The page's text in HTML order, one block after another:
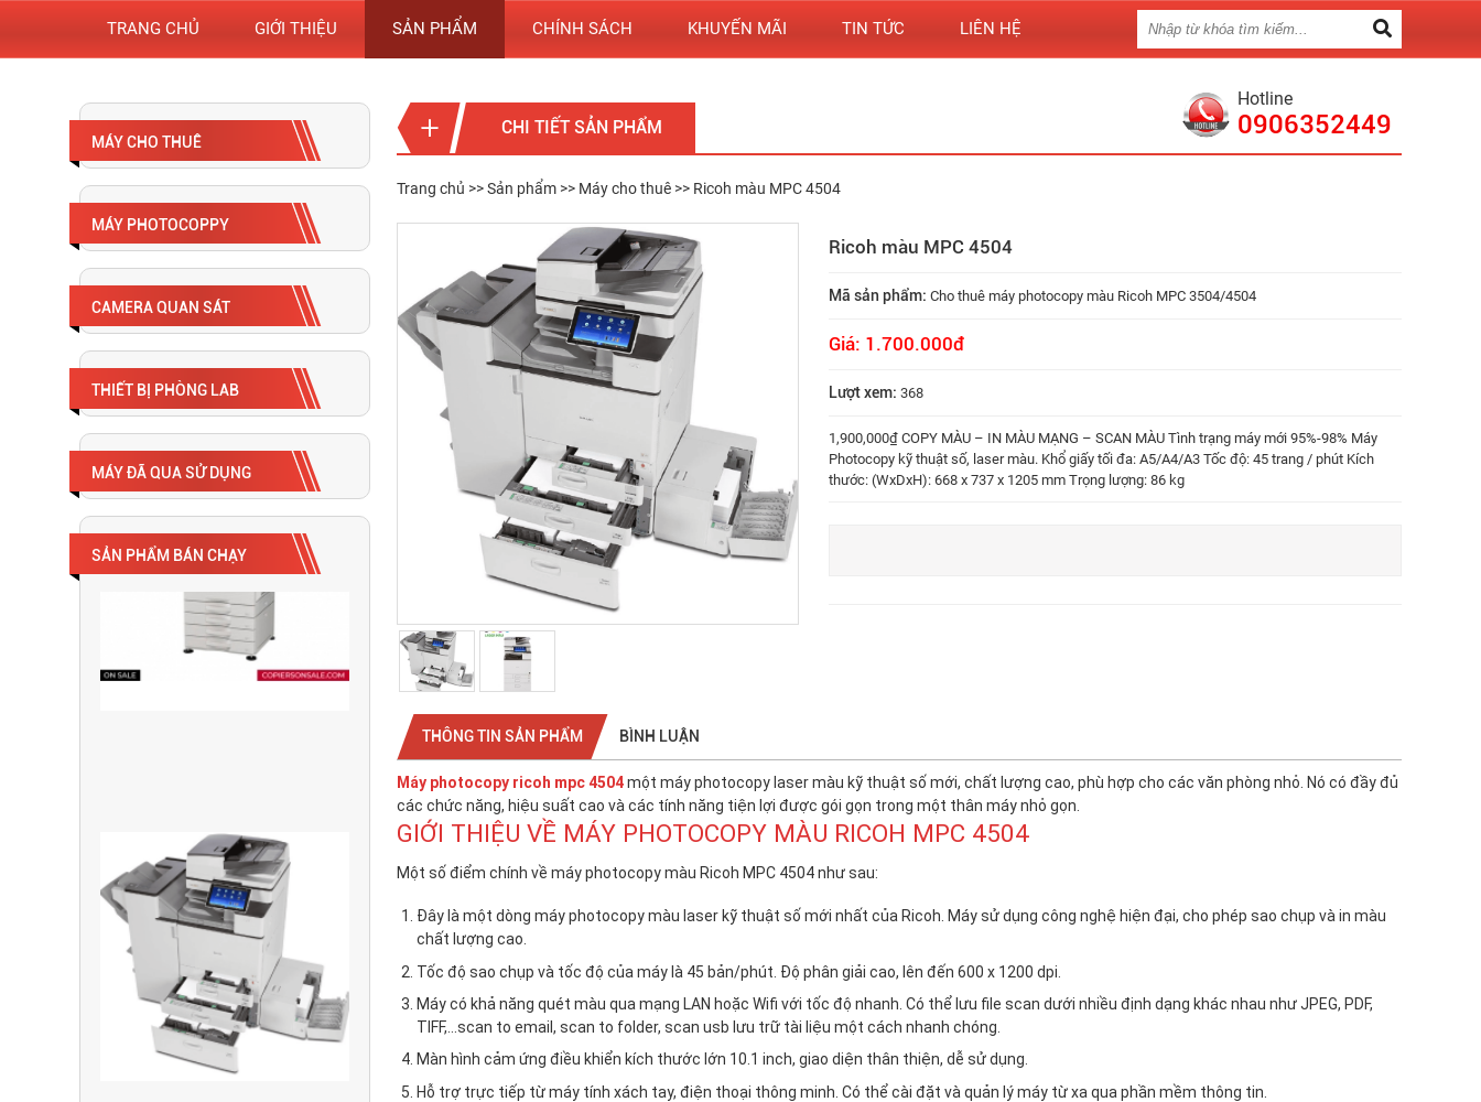
Hotline
0906352449
TRANG CHỦ GIỚI THIỆU SẢN PHẨM CHÍNH SÁCH KHUYẾN MÃI TIN TỨC LIÊN HỆ
CHI TIẾT SẢN PHẨM
Trang chủ >>Sản phẩm >> Máy cho thuê >> Ricoh màu MPC 4504
Ricoh màu MPC 4504
Mã sản phẩm: Cho thuê máy photocopy màu Ricoh MPC 3504/4504
Giá: 1.700.000đ
Lượt xem: 368
1,900,000₫ COPY MÀU – IN MÀU MẠNG – SCAN MÀU Tình trạng máy mới 95%-98% Máy
Photocopy kỹ thuật số, laser màu. Khổ giấy tối đa: A5/A4/A3 Tốc độ: 45 trang / phút Kích
thước: (WxDxH): 668 x 737 x 1205 mm Trọng lượng: 86 kg
THÔNG TIN SẢN PHẨM BÌNH LUẬN
Máy photocopy ricoh mpc 4504một máy photocopy laser màu kỹ thuật số mới, chất lượng cao, phù hợp cho các văn phòng nhỏ. Nó có đầy đủ
các chức năng, hiệu suất cao và các tính năng tiện lợi được gói gọn trong một thân máy nhỏ gọn.
GIỚI THIỆU VỀ MÁY PHOTOCOPY MÀU RICOH MPC 4504
Một số điểm chính về máy photocopy màu Ricoh MPC 4504 như sau:
Đây là một dòng máy photocopy màu laser kỹ thuật số mới nhất của Ricoh. Máy sử dụng công nghệ hiện đại, cho phép sao chụp và in màu
chất lượng cao.
Tốc độ sao chụp và tốc độ của máy là 45 bản/phút. Độ phân giải cao, lên đến 600 x 1200 dpi.
Máy có khả năng quét màu qua mạng LAN hoặc Wifi với tốc độ nhanh. Có thể lưu file scan dưới nhiều định dạng khác nhau như JPEG, PDF,
TIFF,…scan to email, scan to folder, scan usb lưu trữ tài liệu một cách nhanh chóng.
Màn hình cảm ứng điều khiển kích thước lớn 10.1 inch, giao diện thân thiện, dễ sử dụng.
Hỗ trợ trực tiếp từ máy tính xách tay, điện thoại thông minh. Có thể cài đặt và quản lý máy từ xa qua phần mềm thông tin.
MÁY CHO THUÊ
MÁY PHOTOCOPPY
CAMERA QUAN SÁT
THIẾT BỊ PHÒNG LAB
MÁY ĐÃ QUA SỬ DỤNG
SẢN PHẨM BÁN CHẠY
Đố bạn biết vì sao